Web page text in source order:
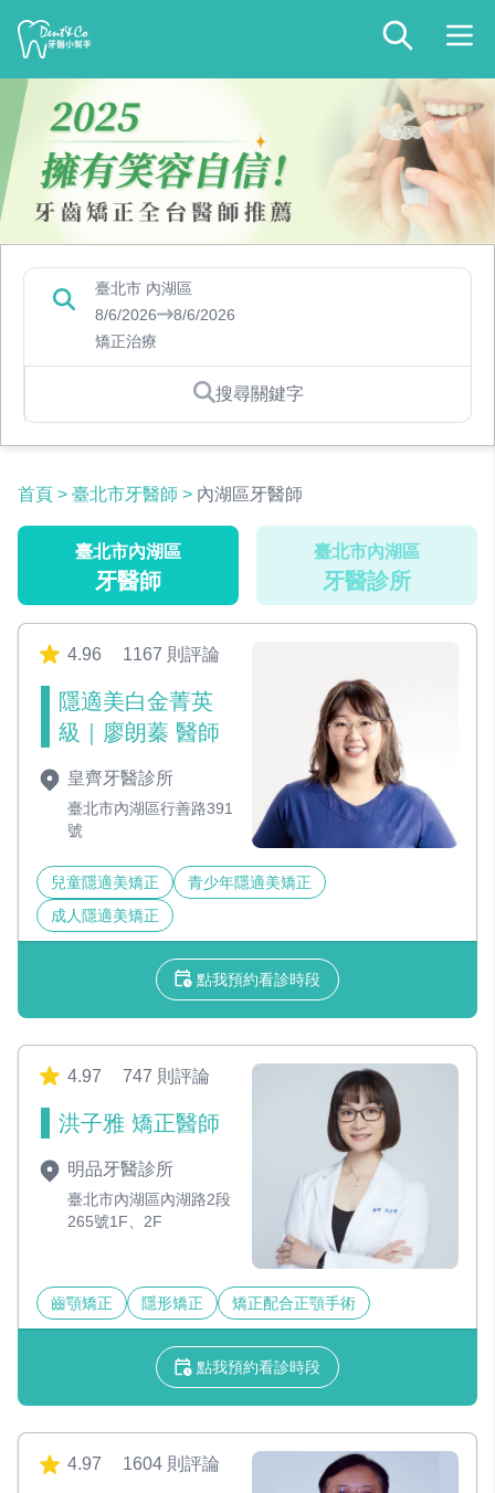
臺北市 內湖區
8/6/2026
8/6/2026
矯正治療
搜尋關鍵字
首頁 > 臺北市牙醫師 > 內湖區牙醫師
臺北市內湖區
牙醫師
臺北市內湖區
牙醫診所
4.96 1167 則評論
隱適美白金菁英
級｜廖朗蓁 醫師
皇齊牙醫診所
臺北市內湖區行善路391
號
兒童隱適美矯正
青少年隱適美矯正
成人隱適美矯正
點我預約看診時段
4.97 747 則評論
洪子雅 矯正醫師
明品牙醫診所
臺北市內湖區內湖路2段
265號1F、2F
齒顎矯正 隱形矯正 矯正配合正顎手術
點我預約看診時段
4.97 1604 則評論